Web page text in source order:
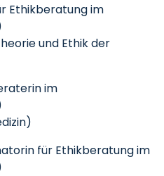
Ethikberatung im
und Ethik der
im
für Ethikberatung im